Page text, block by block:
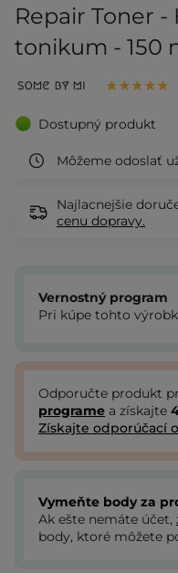
Repair Toner
tonikum - 150
Dostupný produkt
Môžeme odoslať
Najlacnejšie
cenu dopravy.
Vernostný program
Pri kúpe tohto
Odporučte produkt
programe a získajte
Získajte odporúčací
Vymeňte body za
Ak ešte nemáte účet,
body, ktoré môžete